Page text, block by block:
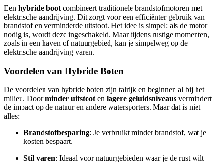
Een hybride boot combineert traditionele brandstofmotoren met
elektrische aandrijving. Dit zorgt voor een efficiënter gebruik van
brandstof en verminderde uitstoot. Het idee is simpel: als de motor
nodig is, wordt deze ingeschakeld. Maar tijdens rustige momenten,
zoals in een haven of natuurgebied, kan je simpelweg op de
elektrische aandrijving varen.
Voordelen van Hybride Boten
De voordelen van hybride boten zijn talrijk en beginnen al bij het
milieu. Doorminder uitstoot en lagere geluidsniveaus vermindert
de impact op de natuur en andere watersporters. Maar dat is niet
alles:
Brandstofbesparing: Je verbruikt minder brandstof, wat je
kosten bespaart.
Stil varen: Ideaal voor natuurgebieden waar je de rust wilt